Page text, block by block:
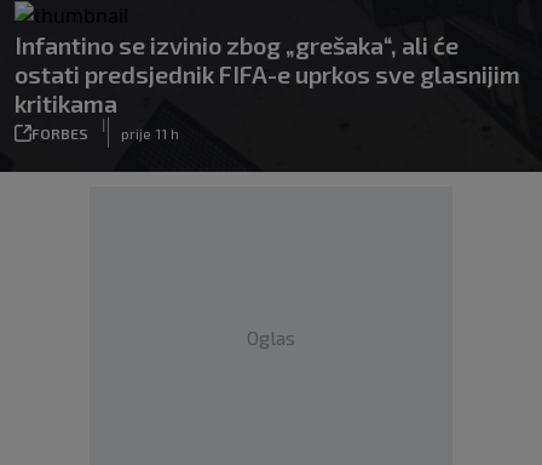
Infantino se izvinio zbog „grešaka“, ali će
ostati predsjednik FIFA-e uprkos sve glasnijim
kritikama
FORBES
|
prije 11 h
Oglas